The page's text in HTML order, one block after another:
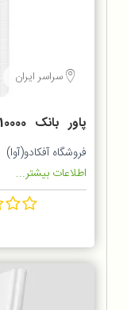
سراسر ایران
ZMI مدل QB810
فروشگاه آفکادو(آوا)
اطلاعات بیشتر...